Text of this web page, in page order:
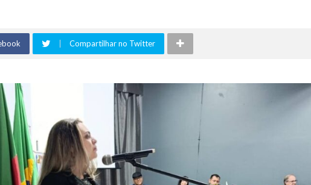
Compartilhar no Twitter